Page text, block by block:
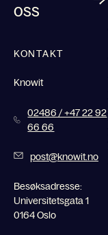
oss
KONTAKT
Knowit
02486 / +47 22 92
66 66
post@knowit.no
Besøksadresse:
Universitetsgata 1
0164 Oslo